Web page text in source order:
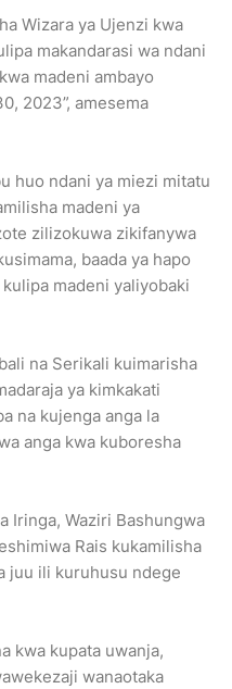
Wizara ya Ujenzi kwa
makandarasi wa ndani
madeni ambayo
2023”, amesema
huo ndani ya miezi mitatu
madeni ya
zilizokuwa zikifanywa
baada ya hapo
madeni yaliyobaki
na Serikali kuimarisha
ya kimkakati
na kujenga anga la
anga kwa kuboresha
Iringa, Waziri Bashungwa
Rais kukamilisha
juu ili kuruhusu ndege
kwa kupata uwanja,
wanaotaka